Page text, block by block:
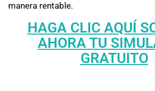
manera rentable.
HAGA CLIC AQUÍ
AHORA TU
GRATUITO